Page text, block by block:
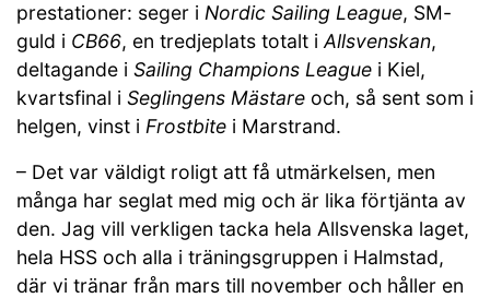
prestationer: seger i Nordic Sailing League, SM-
guld i CB66, en tredjeplats totalt i Allsvenskan,
deltagande i Sailing Champions League i Kiel,
kvartsfinal i Seglingens Mästare och, så sent som i
helgen, vinst i Frostbite i Marstrand.
– Det var väldigt roligt att få utmärkelsen, men
många har seglat med mig och är lika förtjänta av
den. Jag vill verkligen tacka hela Allsvenska laget,
hela HSS och alla i träningsgruppen i Halmstad,
där vi tränar från mars till november och håller en